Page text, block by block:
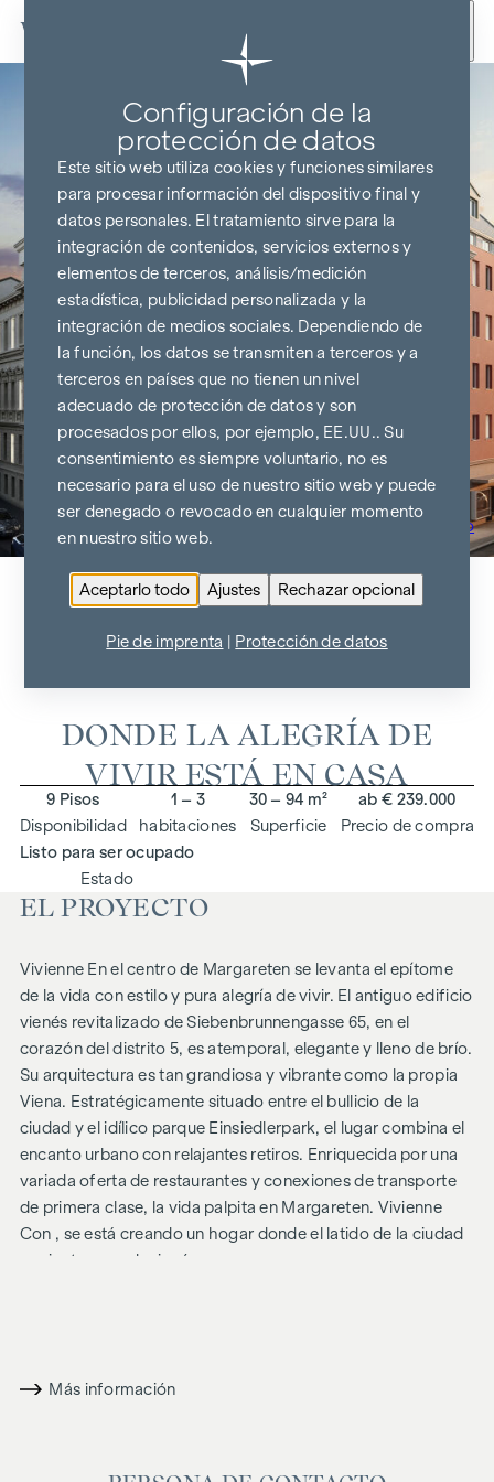
Ir al contenido
Ir al resumen del proyecto
VIVIENNE
DONDE LA ALEGRÍA DE
VIVIR ESTÁ EN CASA
Disponibilidad
9 Pisos
habitaciones
1 – 3
Superficie
30 – 94 m²
Precio de compra
ab € 239.000
Estado
Listo para ser ocupado
EL PROYECTO
Vivienne En el centro de Margareten se levanta el epítome
de la vida con estilo y pura alegría de vivir. El antiguo edificio
vienés revitalizado de Siebenbrunnengasse 65, en el
corazón del distrito 5, es atemporal, elegante y lleno de brío.
Su arquitectura es tan grandiosa y vibrante como la propia
Viena. Estratégicamente situado entre el bullicio de la
ciudad y el idílico parque Einsiedlerpark, el lugar combina el
encanto urbano con relajantes retiros. Enriquecida por una
variada oferta de restaurantes y conexiones de transporte
de primera clase, la vida palpita en Margareten. Vivienne
Con , se está creando un hogar donde el latido de la ciudad
se siente en cada rincón.
diseñada Reinprechtsdorfer Strasse, donde imponentes
Más información
Configuración de la
protección de datos
Este sitio web utiliza cookies y funciones similares
para procesar información del dispositivo final y
datos personales. El tratamiento sirve para la
integración de contenidos, servicios externos y
elementos de terceros, análisis/medición
estadística, publicidad personalizada y la
integración de medios sociales. Dependiendo de
la función, los datos se transmiten a terceros y a
terceros en países que no tienen un nivel
adecuado de protección de datos y son
procesados por ellos, por ejemplo, EE.UU.. Su
consentimiento es siempre voluntario, no es
necesario para el uso de nuestro sitio web y puede
ser denegado o revocado en cualquier momento
en nuestro sitio web.
Aceptarlo todo Ajustes Rechazar opcional
Pie de imprenta Protección de datos